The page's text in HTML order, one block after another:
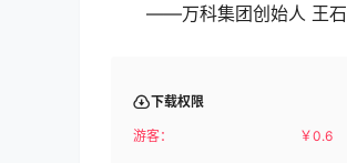
——万科集团创始人 王石
下载权限
游客： ￥0.6